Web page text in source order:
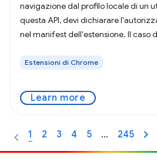
navigazione dal profilo locale di un
questa API, devi dichiarare
nel manifest dell'estensione. Il caso
Estensioni di Chrome
Learn more
1 2 3 4 5 … 245